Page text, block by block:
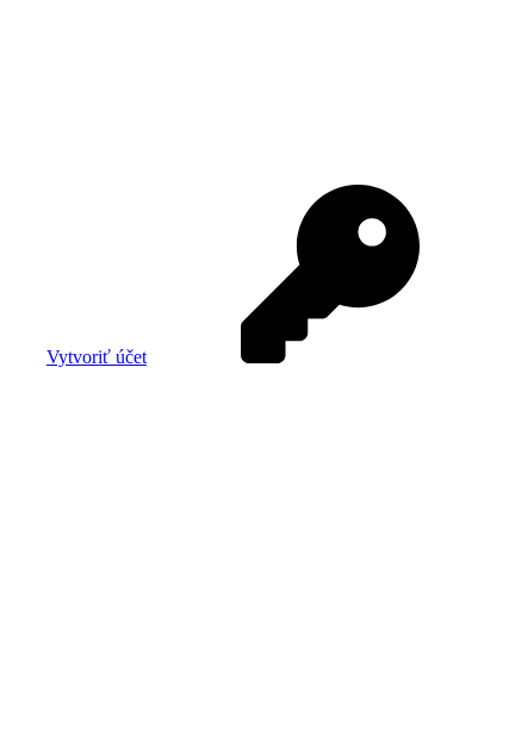
Vytvoriť účet